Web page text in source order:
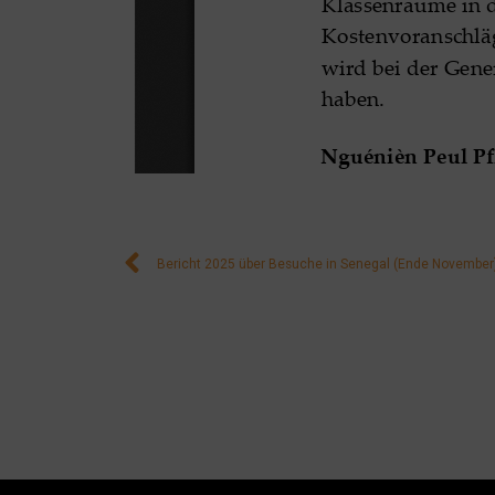
Bericht 2025 über Besuche in Senegal (Ende